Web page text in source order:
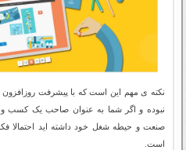
نکته ی مهم این است که با پیشرفت روزافزون
نبوده و اگر شما به عنوان صاحب یک کسب و
صنعت و حیطه شغل خود داشته اید احتمالا
است.